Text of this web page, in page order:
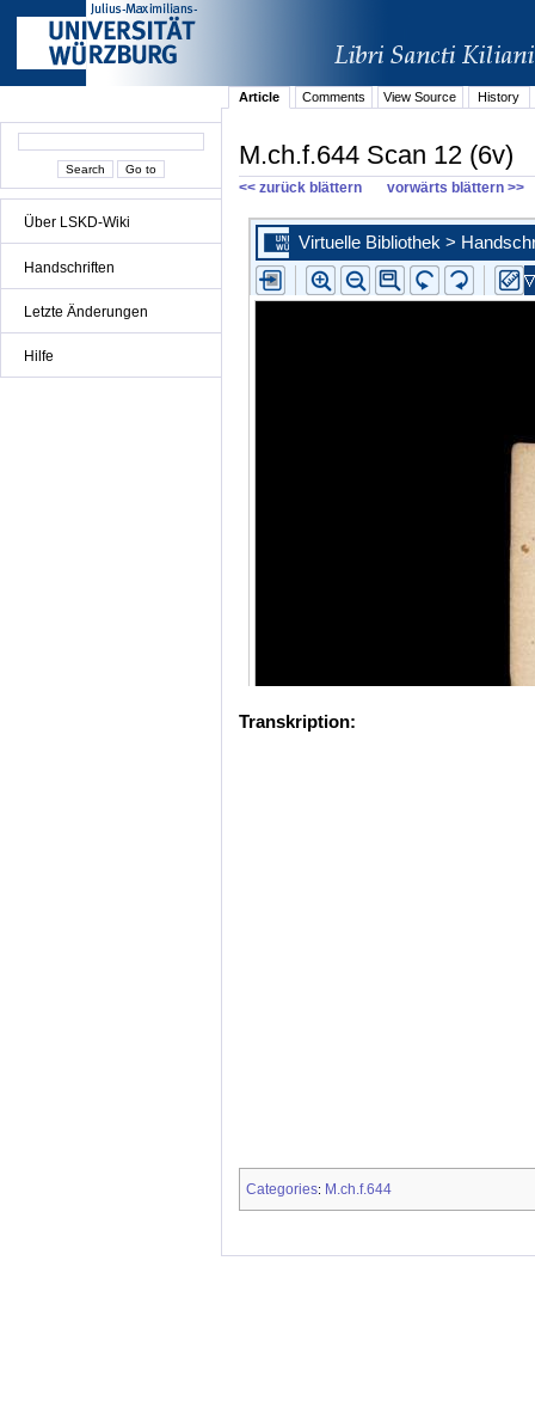
Über LSKD-Wiki
Handschriften
Letzte Änderungen
Hilfe
Article Comments View Source History
M.ch.f.644 Scan 12 (6v)
<< zurück blättern vorwärts blättern >>
Transkription:
Categories: M.ch.f.644